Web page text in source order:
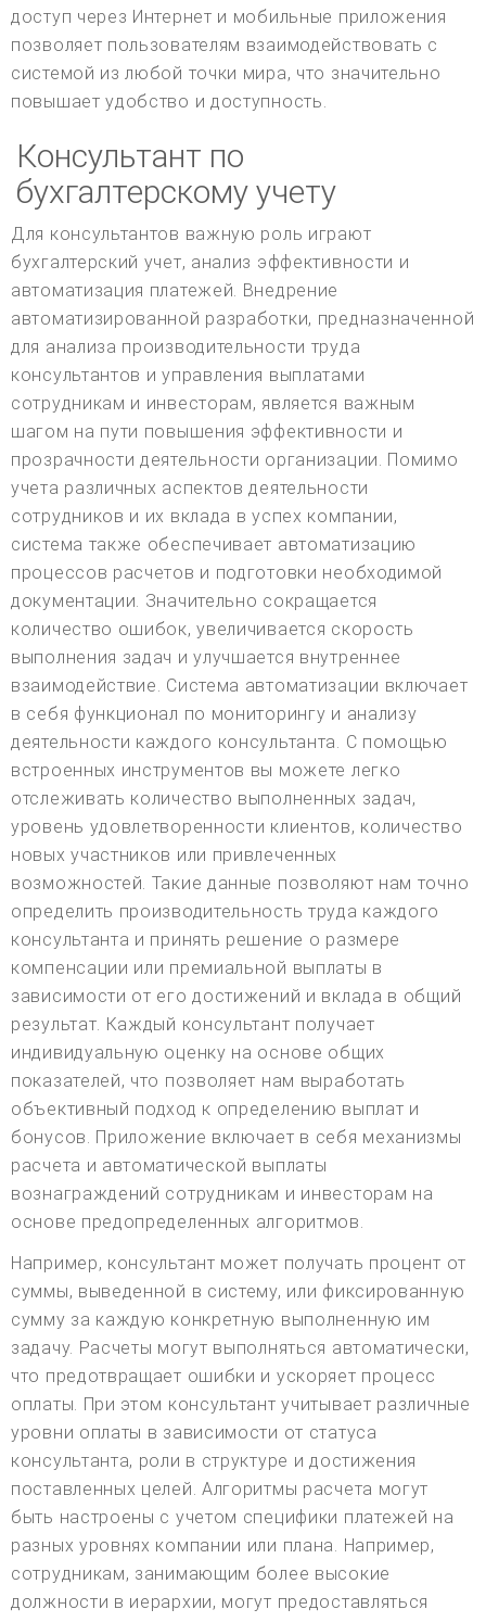
доступ через Интернет и мобильные приложения
позволяет пользователям взаимодействовать с
системой из любой точки мира, что значительно
повышает удобство и доступность.
Консультант по
бухгалтерскому учету
Для консультантов важную роль играют
бухгалтерский учет, анализ эффективности и
автоматизация платежей. Внедрение
автоматизированной разработки, предназначенной
для анализа производительности труда
консультантов и управления выплатами
сотрудникам и инвесторам, является важным
шагом на пути повышения эффективности и
прозрачности деятельности организации. Помимо
учета различных аспектов деятельности
сотрудников и их вклада в успех компании,
система также обеспечивает автоматизацию
процессов расчетов и подготовки необходимой
документации. Значительно сокращается
количество ошибок, увеличивается скорость
выполнения задач и улучшается внутреннее
взаимодействие. Система автоматизации включает
в себя функционал по мониторингу и анализу
деятельности каждого консультанта. С помощью
встроенных инструментов вы можете легко
отслеживать количество выполненных задач,
уровень удовлетворенности клиентов, количество
новых участников или привлеченных
возможностей. Такие данные позволяют нам точно
определить производительность труда каждого
консультанта и принять решение о размере
компенсации или премиальной выплаты в
зависимости от его достижений и вклада в общий
результат. Каждый консультант получает
индивидуальную оценку на основе общих
показателей, что позволяет нам выработать
объективный подход к определению выплат и
бонусов. Приложение включает в себя механизмы
расчета и автоматической выплаты
вознаграждений сотрудникам и инвесторам на
основе предопределенных алгоритмов.
Например, консультант может получать процент от
суммы, выведенной в систему, или фиксированную
сумму за каждую конкретную выполненную им
задачу. Расчеты могут выполняться автоматически,
что предотвращает ошибки и ускоряет процесс
оплаты. При этом консультант учитывает различные
уровни оплаты в зависимости от статуса
консультанта, роли в структуре и достижения
поставленных целей. Алгоритмы расчета могут
быть настроены с учетом специфики платежей на
разных уровнях компании или плана. Например,
сотрудникам, занимающим более высокие
должности в иерархии, могут предоставляться